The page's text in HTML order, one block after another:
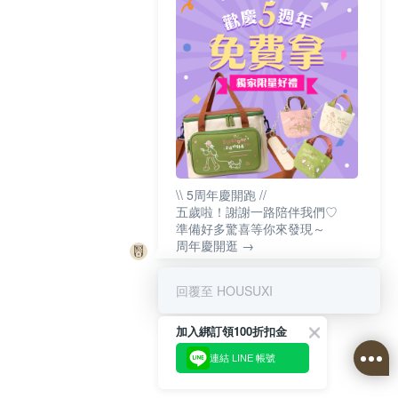
\\ 5周年慶開跑 //
五歲啦！謝謝一路陪伴我們♡
準備好多驚喜等你來發現～
周年慶開逛 →
回覆至 HOUSUXI
加入綁訂領100折扣金
連結 LINE 帳號